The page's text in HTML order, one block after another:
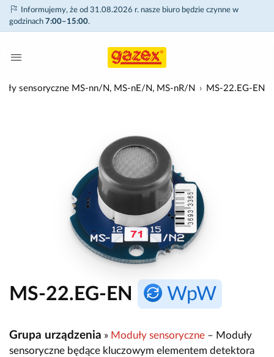
Informujemy, że od 31.08.2026 r. nasze biuro będzie czynne w
godzinach 7:00–15:00.
sensoryczne MS-nn/N, MS-nE/N, MS-nR/N MS-22.EG-EN
MS-22.EG-EN WpW
Grupa urządzenia » Moduły sensoryczne – Moduły
sensoryczne będące kluczowym elementem detektora